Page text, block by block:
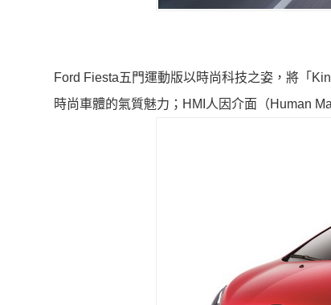
Ford Fiesta五門運動版以時尚科技之姿，將「
時尚車體的氣質魅力；HMI人因介面（Human